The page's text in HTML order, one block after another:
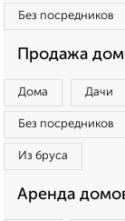
Без посредников
Продажа
Дома Дачи
Без посредников
Из бруса
Аренда